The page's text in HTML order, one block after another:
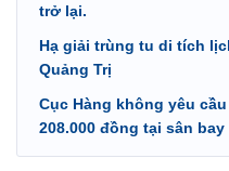
trở lại.
Hạ giải trùng tu di tích
Quảng Trị
Cục Hàng không yêu
208.000 đồng tại sân bay